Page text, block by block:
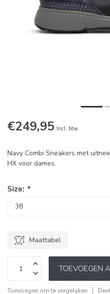
€249,95 Incl. btw
Navy Combi Sneakers met
HX voor dames.
Size: *
Maattabel
TOEVOEGEN
Toevoegen om te vergelijken